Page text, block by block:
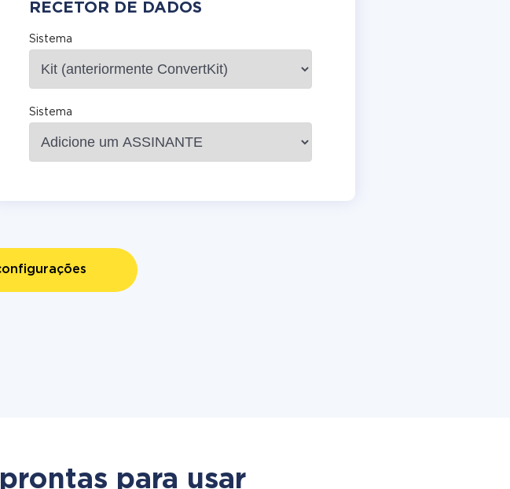
RECETOR DE DADOS
Sistema
Sistema
para usar